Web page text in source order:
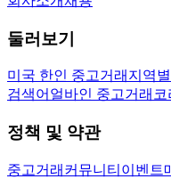
둘러보기
미국 한인 중고거래 지역
검색어 얼바인 중고거래
정책 및 약관
중고거래 커뮤니티 이벤트